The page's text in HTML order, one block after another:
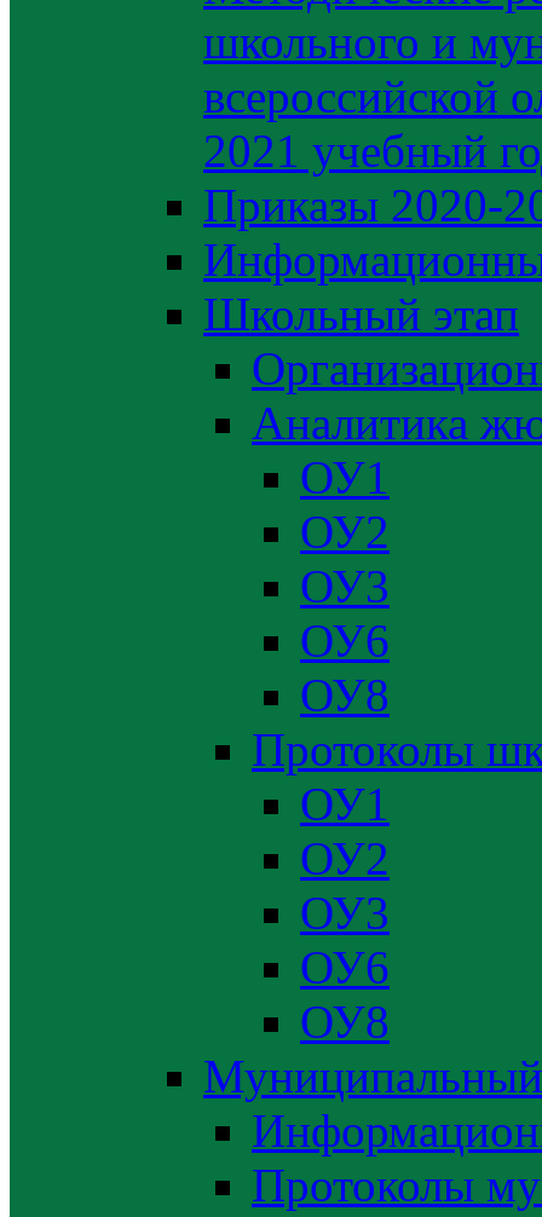
школьного и
всероссийской
2021 учебный
Приказы 2020-
Школьный этап
Аналитика
ОУ1
ОУ2
ОУ3
ОУ6
ОУ8
Протоколы
ОУ1
ОУ2
ОУ3
ОУ6
ОУ8
Муниципальный
Протоколы